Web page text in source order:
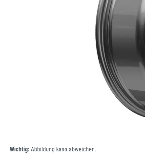
Wichtig: Abbildung kann abweichen.